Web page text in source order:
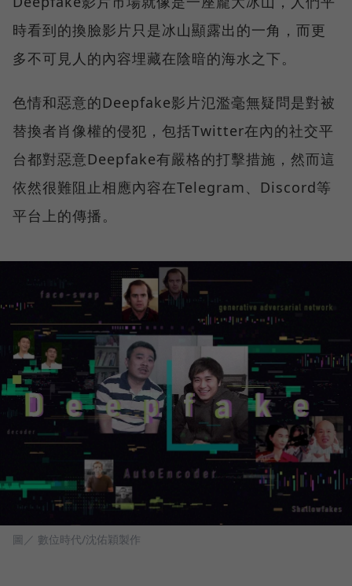
時看到的換臉影片只是冰山顯露出的一角，而更
多不可見人的內容埋藏在陰暗的海水之下。
色情和惡意的Deepfake影片氾濫毫無疑問是對被
替換者肖像權的侵犯，包括Twitter在內的社交平
台都對惡意Deepfake有嚴格的打擊措施，然而這
依然很難阻止相應內容在Telegram、Discord等
平台上的傳播。
圖／ 數位時代/沈佑穎製作